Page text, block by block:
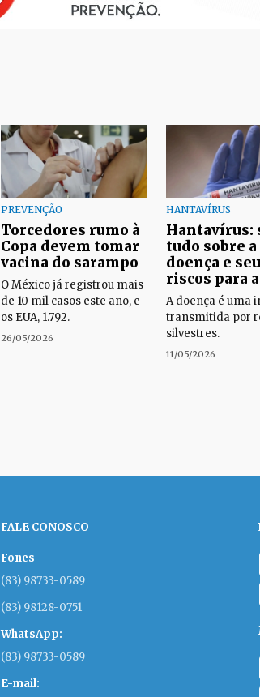
PREVENÇÃO
Torcedores rumo à
Copa devem tomar
vacina do sarampo
O México já registrou mais
de 10 mil casos este ano, e
os EUA, 1.792.
26/05/2026
HANTAVÍRUS
Hantavírus:
tudo sobre a
doença e
riscos para
A doença é uma
transmitida por
silvestres.
11/05/2026
FALE CONOSCO
Fones
(83) 98733-0589
(83) 98128-0751
WhatsApp:
(83) 98733-0589
E-mail: